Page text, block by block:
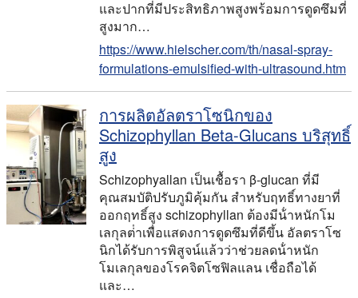
และปากที่มีประสิทธิภาพสูงพร้อมการดูดซึมที่
สูงมาก…
https://www.hielscher.com/th/nasal-spray-
formulations-emulsified-with-ultrasound.htm
การผลิตอัลตราโซนิกของ
Schizophyllan Beta-Glucans บริสุทธิ์
สูง
Schizophyallan เป็นเชื้อรา β-glucan ที่มี
คุณสมบัติปรับภูมิคุ้มกัน สําหรับฤทธิ์ทางยาที่
ออกฤทธิ์สูง schizophyllan ต้องมีน้ําหนักโม
เลกุลต่ําเพื่อแสดงการดูดซึมที่ดีขึ้น อัลตราโซ
นิกได้รับการพิสูจน์แล้วว่าช่วยลดน้ําหนัก
โมเลกุลของโรคจิตโซฟิลแลน เชื่อถือได้
และ…